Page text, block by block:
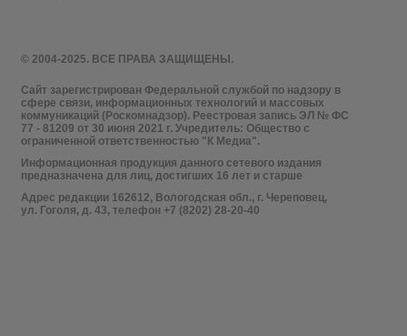
© 2004-2025. ВСЕ ПРАВА ЗАЩИЩЕНЫ.
Сайт зарегистрирован Федеральной службой по надзору в
сфере связи, информационных технологий и массовых
коммуникаций (Роскомнадзор). Реестровая запись ЭЛ № ФС
77 - 81209 от 30 июня 2021 г. Учредитель: Общество с
ограниченной ответственностью "К Медиа".
Информационная продукция данного сетевого издания
предназначена для лиц, достигших 16 лет и старше
Адрес редакции 162612, Вологодская обл., г. Череповец,
ул. Гоголя, д. 43, телефон +7 (8202) 28-20-40